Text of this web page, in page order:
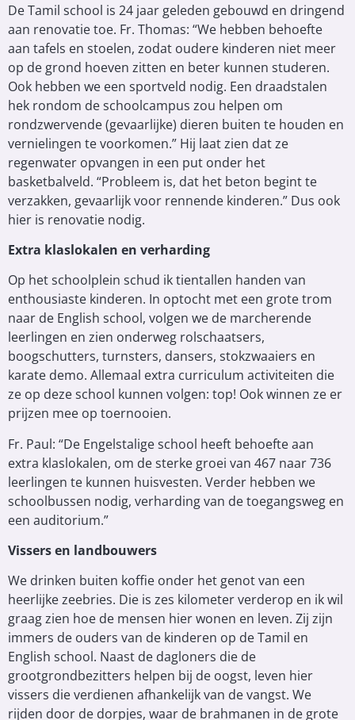
De Tamil school is 24 jaar geleden gebouwd en dringend
aan renovatie toe. Fr. Thomas: “We hebben behoefte
aan tafels en stoelen, zodat oudere kinderen niet meer
op de grond hoeven zitten en beter kunnen studeren.
Ook hebben we een sportveld nodig. Een draadstalen
hek rondom de schoolcampus zou helpen om
rondzwervende (gevaarlijke) dieren buiten te houden en
vernielingen te voorkomen.” Hij laat zien dat ze
regenwater opvangen in een put onder het
basketbalveld. “Probleem is, dat het beton begint te
verzakken, gevaarlijk voor rennende kinderen.” Dus ook
hier is renovatie nodig.
Extra klaslokalen en verharding
Op het schoolplein schud ik tientallen handen van
enthousiaste kinderen. In optocht met een grote trom
naar de English school, volgen we de marcherende
leerlingen en zien onderweg rolschaatsers,
boogschutters, turnsters, dansers, stokzwaaiers en
karate demo. Allemaal extra curriculum activiteiten die
ze op deze school kunnen volgen: top! Ook winnen ze er
prijzen mee op toernooien.
Fr. Paul: “De Engelstalige school heeft behoefte aan
extra klaslokalen, om de sterke groei van 467 naar 736
leerlingen te kunnen huisvesten. Verder hebben we
schoolbussen nodig, verharding van de toegangsweg en
een auditorium.”
Vissers en landbouwers
We drinken buiten koffie onder het genot van een
heerlijke zeebries. Die is zes kilometer verderop en ik wil
graag zien hoe de mensen hier wonen en leven. Zij zijn
immers de ouders van de kinderen op de Tamil en
English school. Naast de dagloners die de
grootgrondbezitters helpen bij de oogst, leven hier
vissers die verdienen afhankelijk van de vangst. We
rijden door de dorpjes, waar de brahmanen in de grote